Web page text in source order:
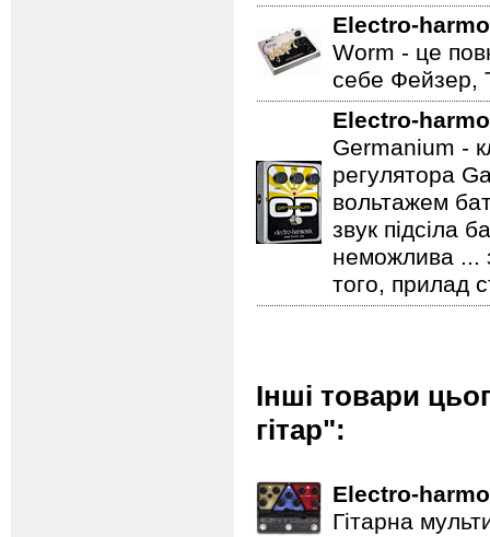
Electro-
Worm - це
себе Фейзер,
Electro-
Germanium -
регулятора
вольтажем
звук підсіла
неможлива ...
того, прилад
Інші товари
гітар":
Electro-
Гітарна